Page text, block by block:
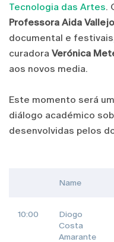
Tecnologia das Artes.
Professora Aida Vallejo
documental e
curadora Verónica
aos novos media.
Este momento será
diálogo académico
desenvolvidas pelos
Name
10:00
Diogo
Costa
Amarante